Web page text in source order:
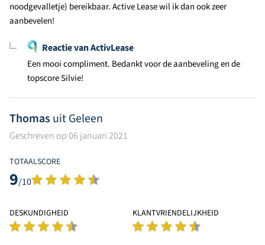
noodgevalletje) bereikbaar. Active Lease wil ik dan ook zeer
aanbevelen!
Reactie van ActivLease
Een mooi compliment. Bedankt voor de aanbeveling en de
topscore Silvie!
Thomas uit Geleen
Geschreven op 06 januari 2021
TOTAALSCORE
9/10
DESKUNDIGHEID KLANTVRIENDELIJKHEID